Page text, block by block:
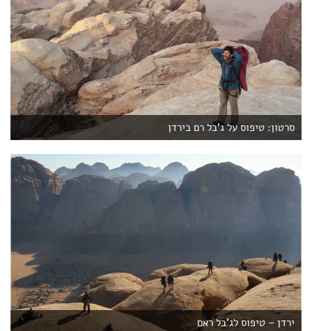
סרטון: טיפוס על ג'בל רם בירדן
ירדן – טיפוס לג'בל ראם